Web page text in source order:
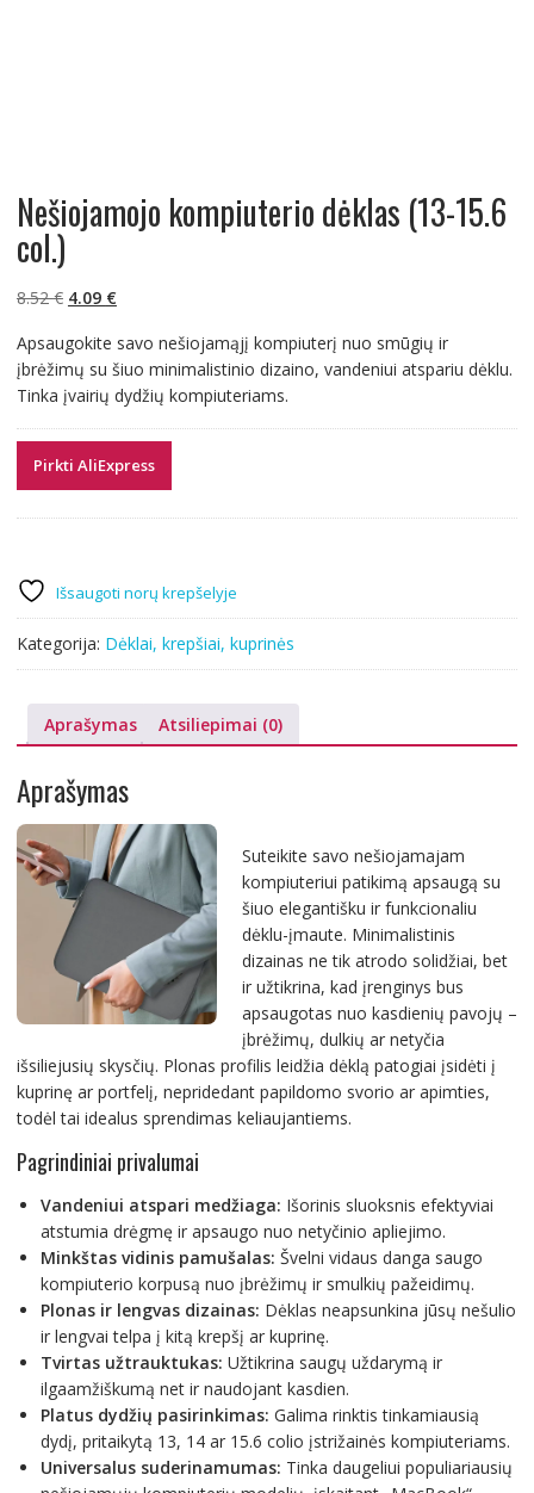
Nešiojamojo kompiuterio dėklas (13-15.6
col.)
8.52€ Original
was:
8.52 €.
4.09 €Current
is:
4.09 €.
Apsaugokite savo nešiojamąjį kompiuterį nuo smūgių ir
įbrėžimų su šiuo minimalistinio dizaino, vandeniui atspariu dėklu.
Tinka įvairių dydžių kompiuteriams.
Pirkti AliExpress
Išsaugoti norų krepšelyje
Kategorija: Dėklai, krepšiai, kuprinės
Aprašymas Atsiliepimai (0)
Aprašymas
Suteikite savo nešiojamajam
kompiuteriui patikimą apsaugą su
šiuo elegantišku ir funkcionaliu
dėklu-įmaute. Minimalistinis
dizainas ne tik atrodo solidžiai, bet
ir užtikrina, kad įrenginys bus
apsaugotas nuo kasdienių pavojų –
įbrėžimų, dulkių ar netyčia
išsiliejusių skysčių. Plonas profilis leidžia dėklą patogiai įsidėti į
kuprinę ar portfelį, nepridedant papildomo svorio ar apimties,
todėl tai idealus sprendimas keliaujantiems.
Pagrindiniai privalumai
Vandeniui atspari medžiaga: Išorinis sluoksnis efektyviai
atstumia drėgmę ir apsaugo nuo netyčinio apliejimo.
Minkštas vidinis pamušalas: Švelni vidaus danga saugo
kompiuterio korpusą nuo įbrėžimų ir smulkių pažeidimų.
Plonas ir lengvas dizainas: Dėklas neapsunkina jūsų nešulio
ir lengvai telpa į kitą krepšį ar kuprinę.
Tvirtas užtrauktukas: Užtikrina saugų uždarymą ir
ilgaamžiškumą net ir naudojant kasdien.
Platus dydžių pasirinkimas: Galima rinktis tinkamiausią
dydį, pritaikytą 13, 14 ar 15.6 colio įstrižainės kompiuteriams.
Universalus suderinamumas: Tinka daugeliui populiariausių